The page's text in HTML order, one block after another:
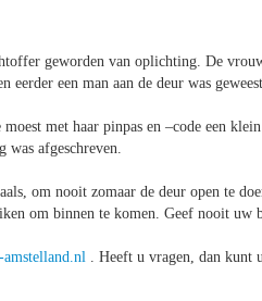
geworden van oplichting. De
eerder een man aan de deur was
met haar pinpas en –code een
afgeschreven.
om nooit zomaar de deur open te
om binnen te komen. Geef nooit uw
. Heeft u vragen, dan kunt